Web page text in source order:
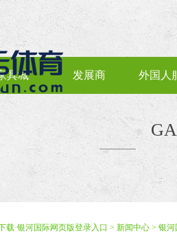
具城 发展商 外国人
载·银河国际网页版登录入口 > 新闻中心 > 银河